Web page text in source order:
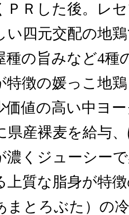
ＰＲした後。レ
い四元交配の地
種の旨みなど4種
特徴の媛っこ地
価値の高い中ヨ
県産裸麦を給与
濃くジューシー
上質な脂身が特
まとろぶた）の